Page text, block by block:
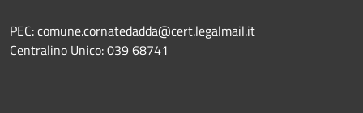
PEC: comune.cornatedadda@cert.legalmail.it
Centralino Unico: 039 68741